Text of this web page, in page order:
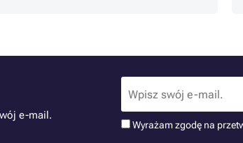
e-mail.
Wyrażam zgodę na